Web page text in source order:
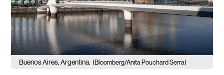
Buenos Aires, Argentina. (Bloomberg/Anita Pouchard Serra)